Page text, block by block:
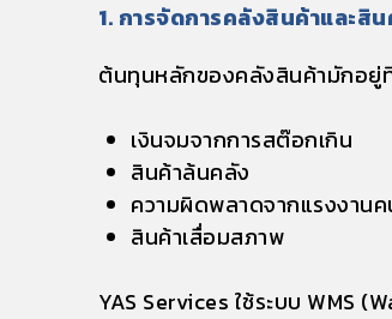
1. การจัดการคลังสินค้าและสิ
ต้นทุนหลักของคลังสินค้ามักอยู่
เงินจมจากการสต๊อกเกิน
สินค้าล้นคลัง
ความผิดพลาดจากแรงงาน
สินค้าเสื่อมสภาพ
YAS Services ใช้ระบบ WMS